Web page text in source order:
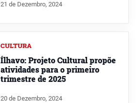
21 de Dezembro, 2024
CULTURA
Ílhavo: Projeto Cultural propõe
atividades para o primeiro
trimestre de 2025
20 de Dezembro, 2024